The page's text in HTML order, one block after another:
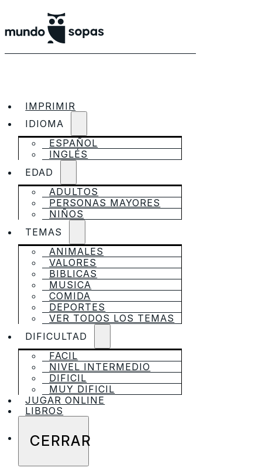
IMPRIMIR
IDIOMA
ESPAÑOL
INGLÉS
EDAD
ADULTOS
PERSONAS MAYORES
NIÑOS
TEMAS
ANIMALES
VALORES
BIBLICAS
MUSICA
COMIDA
DEPORTES
VER TODOS LOS TEMAS
DIFICULTAD
FACIL
NIVEL INTERMEDIO
DIFICIL
MUY DIFICIL
JUGAR ONLINE
LIBROS